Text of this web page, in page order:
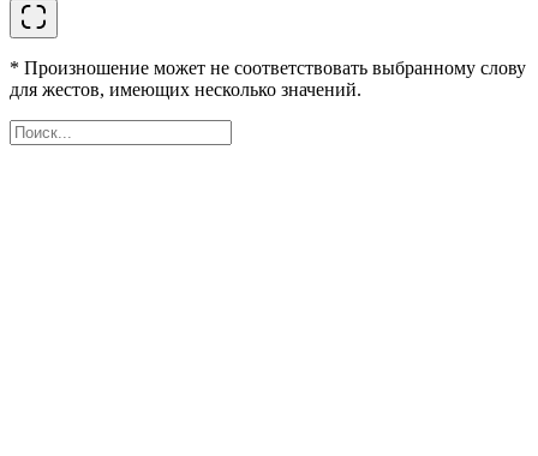
* Произношение может не соответствовать выбранному слову
для жестов, имеющих несколько значений.